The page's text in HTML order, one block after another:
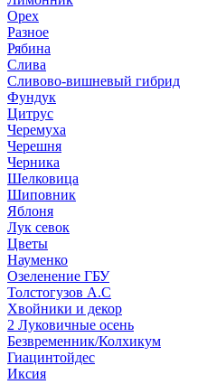
Орех
Разное
Рябина
Слива
Сливово-вишневый гибрид
Фундук
Цитрус
Черемуха
Черешня
Черника
Шелковица
Шиповник
Яблоня
Лук севок
Цветы
Науменко
Озеленение ГБУ
Толстогузов А.С
Хвойники и декор
2 Луковичные осень
Безвременник/Колхикум
Гиацинтойдес
Иксия